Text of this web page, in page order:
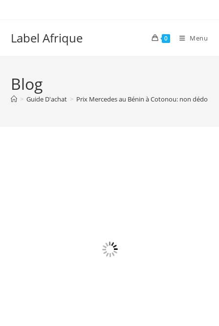
Label Afrique 0 Menu
Blog
> Guide D'achat > Prix Mercedes au Bénin à Cotonou: non